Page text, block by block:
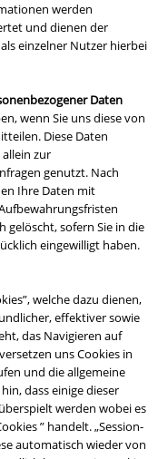
werden
und dienen der
einzelner Nutzer hierbei
Daten
wenn Sie uns diese von
Diese Daten
zur
genutzt. Nach
Ihre Daten mit
gelöscht, sofern Sie in die
eingewilligt haben.
welche dazu dienen,
effektiver sowie
das Navigieren auf
uns Cookies in
und die allgemeine
dass einige dieser
werden wobei es
” handelt. „Session-
automatisch wieder von